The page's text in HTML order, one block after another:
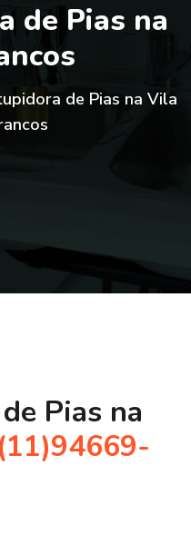
de Pias na
de Pias na Vila
Pias na
(11)94669-